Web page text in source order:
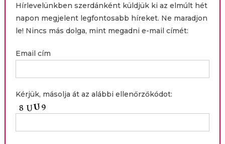
Hírlevelünkben szerdánként küldjük ki az elmúlt hét
napon megjelent legfontosabb híreket. Ne maradjon
le! Nincs más dolga, mint megadni e-mail címét:
Email cím
Kérjük, másolja át az alábbi ellenőrzőkódot: